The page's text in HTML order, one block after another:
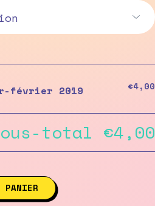
€5,00
février 2019 €4,00
total €4,00
PANIER